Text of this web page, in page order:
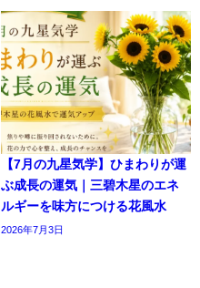
【7月の九星気学】ひまわりが運
ぶ成長の運気｜三碧木星のエネ
ルギーを味方につける花風水
2026年7月3日